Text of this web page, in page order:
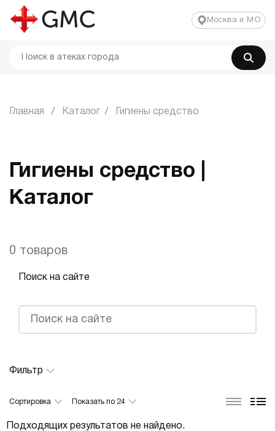
Москва и МО
Главная Каталог Гигиены средство
Гигиены средство |
Каталог
0 товаров
Поиск на сайте
Фильтр
Сортировка Показать по 24
Подходящих результатов не найдено.